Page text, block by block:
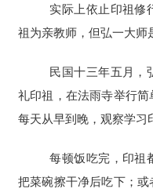
实际上依止印祖修
祖为亲教师，但弘一大师
民国十三年五月，
礼印祖，在法雨寺举行简
每天从早到晚，观察学习
每顿饭吃完，印祖
把菜碗擦干净后吃下；